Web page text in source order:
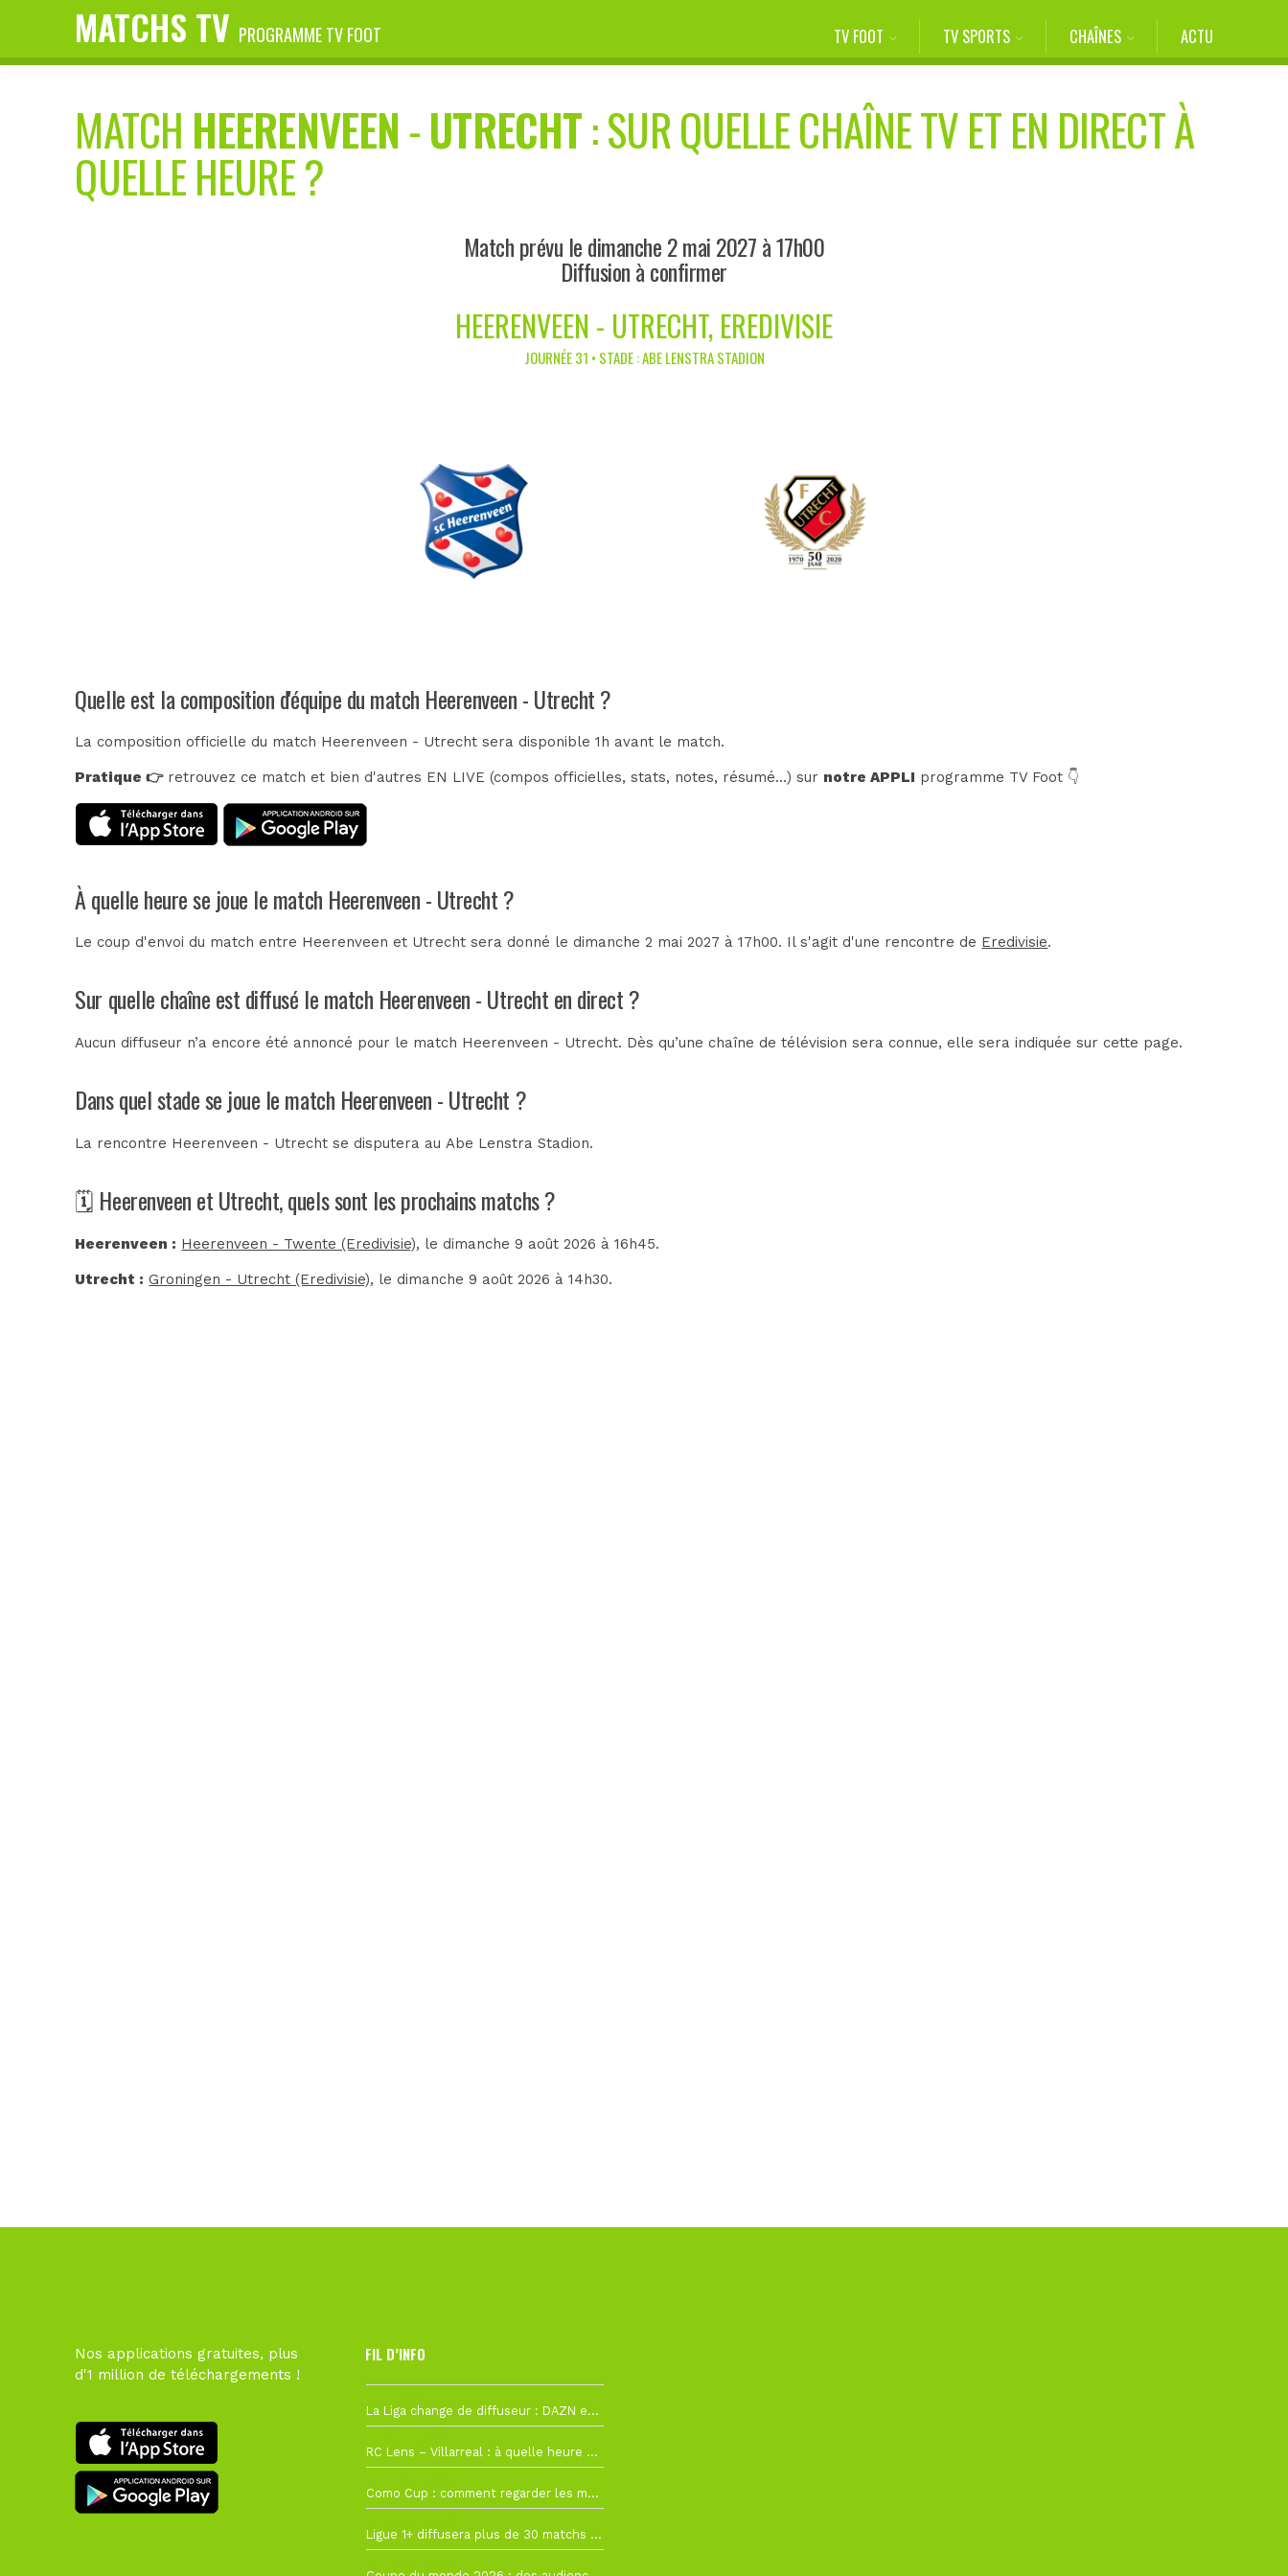
MATCHS TV PROGRAMME TV FOOT TV FOOT TV SPORTS CHAÎNES ACTU
MATCH HEERENVEEN-UTRECHT: SUR QUELLE CHAÎNE TV ET EN DIRECT À
QUELLE HEURE ?
Match prévu le dimanche 2 mai 2027 à 17h00
Diffusion à confirmer
HEERENVEEN - UTRECHT, EREDIVISIE
JOURNÉE 31 • STADE : ABE LENSTRA STADION
Quelle est la composition d'équipe du match Heerenveen - Utrecht ?
La composition officielle du match Heerenveen - Utrecht sera disponible 1h avant le match.
Pratique 👉retrouvez ce match et bien d'autres EN LIVE (compos officielles, stats, notes, résumé...) sur notre APPLI programme TV Foot 👇
À quelle heure se joue le match Heerenveen - Utrecht ?
Le coup d'envoi du match entre Heerenveen et Utrecht sera donné le dimanche 2 mai 2027 à 17h00. Il s'agit d'une rencontre de Eredivisie.
Sur quelle chaîne est diffusé le match Heerenveen - Utrecht en direct ?
Aucun diffuseur n’a encore été annoncé pour le match Heerenveen - Utrecht. Dès qu’une chaîne de télévision sera connue, elle sera indiquée sur cette page.
Dans quel stade se joue le match Heerenveen - Utrecht ?
La rencontre Heerenveen - Utrecht se disputera auAbe Lenstra Stadion.
🗓️ Heerenveen et Utrecht, quels sont les prochains matchs ?
Heerenveen : Heerenveen - Twente (Eredivisie), le dimanche 9 août 2026 à 16h45.
Utrecht : Groningen - Utrecht (Eredivisie), le dimanche 9 août 2026 à 14h30.
Nos applications gratuites, plus
d'1 million de téléchargements !
FIL D’INFO
La Liga change de diffuseur : DAZN et Disney+ remplacent beIN Sports !
RC Lens – Villarreal : à quelle heure et sur quelle chaîne voir la finale de la Como Cup ?
Como Cup : comment regarder les matchs du RC Lens en direct ?
Ligue 1+ diffusera plus de 30 matchs amicaux avant la reprise de la Ligue 1